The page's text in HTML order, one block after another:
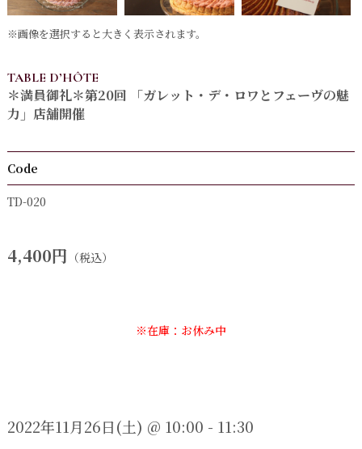
※画像を選択すると大きく表示されます。
TABLE D’HÔTE
＊満員御礼＊第20回 「ガレット・デ・ロワとフェーヴの魅
力」店舗開催
Code
TD-020
4,400円 （税込）
※在庫：お休み中
2022年11月26日(土) @ 10:00 - 11:30